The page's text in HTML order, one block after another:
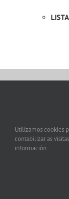
Utilizamos cookies
contabilizar as
información